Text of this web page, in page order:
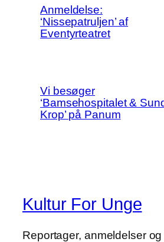
Anmeldelse:
‘Nissepatruljen’ af
Eventyrteatret
Vi besøger
‘Bamsehospitalet &
Krop’ på Panum
Kultur For Unge
Reportager, anmeldelser